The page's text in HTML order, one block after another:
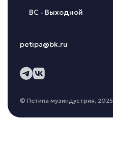
ВС - Выходной
petipa@bk.ru
© Петипа музиндустрия, 2025